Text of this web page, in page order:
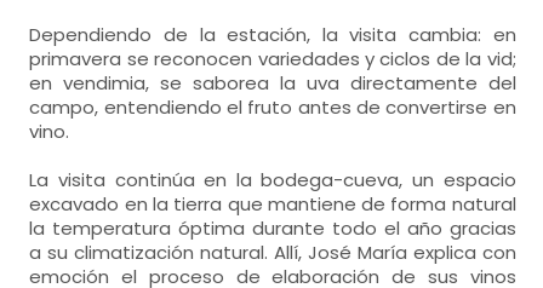
Dependiendo de la estación, la visita cambia: en
primavera se reconocen variedades y ciclos de la vid;
en vendimia, se saborea la uva directamente del
campo, entendiendo el fruto antes de convertirse en
vino.
La visita continúa en la bodega-cueva, un espacio
excavado en la tierra que mantiene de forma natural
la temperatura óptima durante todo el año gracias
a su climatización natural. Allí, José María explica con
emoción el proceso de elaboración de sus vinos